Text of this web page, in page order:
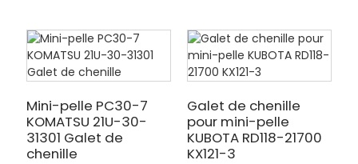
Mini-pelle PC30-7
KOMATSU 21U-30-
31301 Galet de
chenille
Galet de chenille
pour mini-pelle
KUBOTA RD118-21700
KX121-3